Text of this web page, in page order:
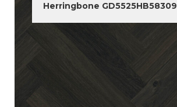
Herringbone GD5525HB58309